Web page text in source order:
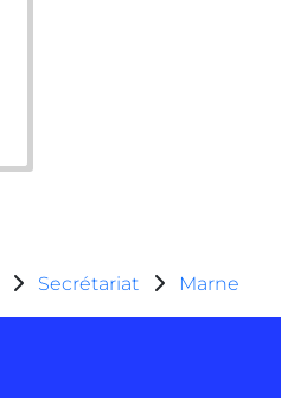
Secrétariat Marne